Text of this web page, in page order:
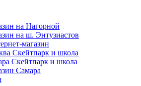
на Нагорной
на ш. Энтузиастов
магазин
Скейтпарк и школа
Скейтпарк и школа
Самара